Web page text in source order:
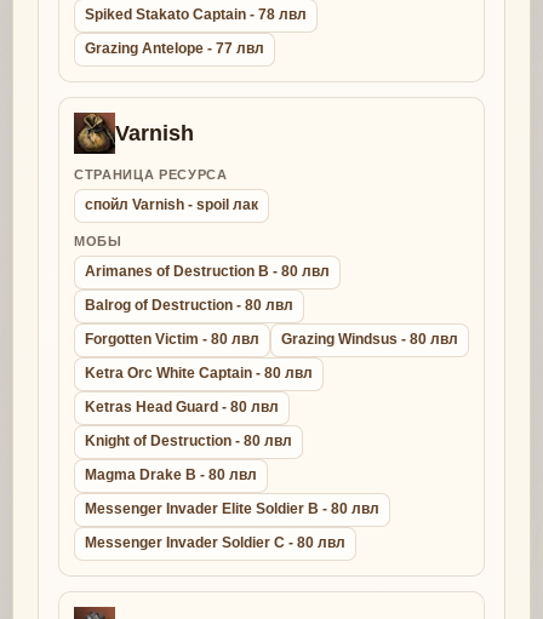
Spiked Stakato Captain - 78 лвл
Grazing Antelope - 77 лвл
Varnish
СТРАНИЦА РЕСУРСА
спойл Varnish - spoil лак
МОБЫ
Arimanes of Destruction B - 80 лвл
Balrog of Destruction - 80 лвл
Forgotten Victim - 80 лвл
Grazing Windsus - 80 лвл
Ketra Orc White Captain - 80 лвл
Ketras Head Guard - 80 лвл
Knight of Destruction - 80 лвл
Magma Drake B - 80 лвл
Messenger Invader Elite Soldier B - 80 лвл
Messenger Invader Soldier C - 80 лвл